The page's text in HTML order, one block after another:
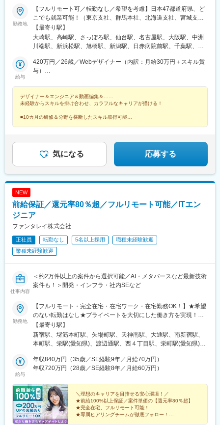
勤務地
【フルリモート可／転勤なし／希望を考慮】日本47都道府県、ど
こでも就業可能！（東京支社、群馬本社、北海道支社、宮城支
社、茨城支社、愛知支社、大阪支社、福岡支社、新潟支社、広島
支社、静岡支店、沖縄支店、千葉支店、神奈川支店、熊本支店、
石川支店または各拠点近郊のプロジェクト先）★リモートワーク
ーン歓迎★転居を伴う転勤なし★受動喫煙対策：屋内全面禁煙ま
たは分煙（プロジェクトによる）★駐車場あり・マイカー通勤
【最寄り駅】
大崎駅、高崎駅、さっぽろ駅、仙台駅、名古屋駅、大阪駅、中洲
川端駅、新浜松駅、旭橋駅、新潟駅、日赤病院前駅、千葉駅、新
駅、松山市駅、高松駅(香川県)、近鉄四日市駅、札幌駅、バスセン
ター前駅、大通駅、北１２条駅、あおば通駅、宮城野通駅、東仙
和泉駅、西小泉駅、城東駅、新伊勢崎駅、小山駅、刈谷駅、藤川
駅、二川駅、吉良吉田駅、多屋駅、神領駅、楽田駅、国際センタ
ー駅、市役所前駅(広島県)、西新駅、博多駅、天神駅、櫛田神社前
駅、神奈川駅、井土ケ谷駅、みなとみらい駅、太田駅(群馬県)、安
駅、平田町駅、今池駅(愛知県)、天神川駅、立町駅、天神南駅、五
郎丸駅、熊西駅、堺筋本町駅、中崎町駅、天満橋駅、心斎橋駅、
北新地駅、相川駅、新大阪駅、上新庄駅、萩原天神駅、播磨高岡
芝公園駅、広尾駅、東銀座駅、竹芝駅、御成門駅、白金高輪駅、
銀座駅、有楽町駅、信濃吉田駅、朝陽駅、桐原駅(長野県)、川中島
駅、屋代高校前駅、城下駅(長野県)、岩村田駅、佐久平駅、広丘
駅、茅野駅、安茂里駅、中野松川駅、須坂駅、南高田駅、鷲津
駅、高塚駅、てだこ浦西駅、赤嶺駅、那覇空港駅(鉄道)、おもろま
ち駅、首里駅、二島駅、花畑町駅、南宮崎駅、宮崎駅、日向新富
駅、宮崎神宮駅、蓮ケ池駅、南延岡駅、高見橋駅、鹿児島中央駅
前駅(沖縄県)、京成千葉駅、高島町駅、北鉄金沢駅、四条駅(京都
市営)、市役所前駅(長野県)、神戸三宮駅(阪神)、高松築港駅、あす
駅、鷹野橋駅、祇園駅(福岡県)、西鉄福岡駅、横浜駅、蒔田駅、千
種駅、矢賀駅、八丁堀駅(広島県)、宮の陣駅、北浜駅(大阪府)、谷
町四丁目駅、四ツ橋駅、西梅田駅、吹田駅(東海道本線)、西中島南
方駅、だいどう豊里駅、久寿川駅、向原駅(東京都)、西新宿五丁目
駅、馬喰町駅、虎ノ門ヒルズ駅、都庁前駅、乃木坂駅、新馬場
駅、馬車道駅、新豊洲駅、鹿島田駅、東大前駅、新橋駅、三田駅
(東京都)、浜松町駅、日比谷駅、北長野駅、鹿児島中央駅、名鉄名
古屋駅、梅田駅(地下鉄)、呉服町駅(福岡県)、第一通り駅、壺川
駅、新千葉駅、七ツ屋駅、西辛島町駅、五条駅(京都市営)、三宮駅
中電前駅、本通駅、本町駅、西大橋駅、大阪梅田駅(阪神線)、東池
袋四丁目駅、馬喰横山駅、六本木一丁目駅、品川駅、平間駅、本
駒込駅、築地市場駅、大門駅(東京都)、銀座一丁目駅、二重橋前
駅、熊本城・市役所前駅、都通駅
給与
420万円／26歳／Webデザイナー（内訳：月給30万円＋スキル賞
与）
デザイナー＆エンジニア＆動画編集＆……
未経験からスキルを掛け合わせ、カラフルなキャリアが描ける！
■10カ月の研修＆分野を横断したスキル取得可能
気になる 応募する
NEW
前給保証／還元率80％超／フルリモート可能／ITエン
ジニア
ファンタレイ株式会社
正社員 転勤なし 5名以上採用
職種未経験歓迎
業種未経験歓迎
仕事内容
＜約2万件以上の案件から選択可能／AI・メタバースなど最新技術
案件も！＞開発・インフラ・社内SEなど
勤務地
【フルリモート・完全在宅・在宅ワーク・在宅勤務OK！】★希望
のない転勤はなし★プライベートを大切にした働き方を実現！★
東京・大阪・名古屋・北海道・福岡など全国の希望の勤務地で希
望の働き方ができます！★入社後に本人希望で上京や地方への引
っ越しした方も複数名いて、その人に合った働き方を実現！
東京都新宿区西新宿1-20-3 西新宿高木ビル8F└各線「新宿」駅よ
り徒歩5分【大阪支社】大阪府大阪市中央区安土町2-3-13 大阪国
社】愛知県名古屋市中区栄3-15-33 栄ガスビル13F└各線「栄」駅
より徒歩5分【福岡支社】福岡県福岡市中央区渡辺通5-14-12 南天
神ビル3F└七隈線「天神南」駅より徒歩4分【北海道支社】北海道
札幌市中央区大通西1丁目14-2 桂和大通ビル50 9F└各線「大通」
駅より徒歩3分
【最寄り駅】
新宿駅、堺筋本町駅、矢場町駅、天神南駅、大通駅、南新宿駅、
本町駅、栄駅(愛知県)、渡辺通駅、西４丁目駅、栄町駅(愛知県)、
給与
年収840万円（35歳／SE経験9年／月給70万円）
年収720万円（28歳／SE経験8年／月給60万円）
＼理想のキャリアを目指せる安心環境！／
★前給100%以上保証／案件単価の【還元率80％超】
★完全在宅、フルリモート可能！
★専属ヒアリングチームが徹底フォロー！